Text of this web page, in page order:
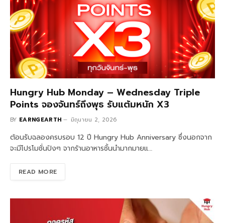
Hungry Hub Monday – Wednesday Triple
Points จองจันทร์ถึงพุธ รับแต้มหนัก X3
BY EARNGEARTH มิถุนายน 2, 2026
ต้อนรับฉลองครบรอบ 12 ปี Hungry Hub Anniversary ซึ่งนอกจาก
จะมีโปรโมชั่นปังๆ จากร้านอาหารชั้นนำมากมายแ…
READ MORE